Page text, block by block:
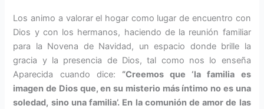
Los animo a valorar el hogar como lugar de encuentro con
Dios y con los hermanos, haciendo de la reu­nión familiar
para la Novena de Navidad, un espacio donde brille la
gracia y la presencia de Dios, tal como nos lo enseña
Aparecida cuando dice: “Creemos que ‘la fa­milia es
imagen de Dios que, en su misterio más íntimo no es una
soledad, sino una familia’. En la comunión de amor de las